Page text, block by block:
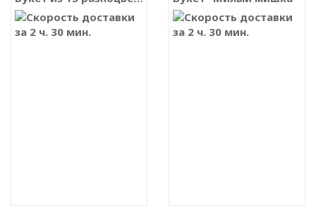
за 2 ч. 30 мин.
за 2 ч. 30 мин.